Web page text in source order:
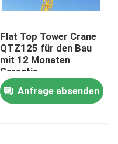
Flat Top Tower Crane
QTZ125 für den Bau
mit 12 Monaten
Garantie
Anfrage absenden